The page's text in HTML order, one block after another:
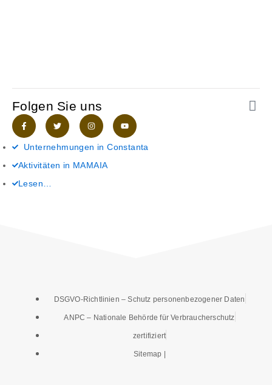
Folgen Sie uns
F
a
b
o
-
f
T
w
t
r
I
n
a
r
Y
o
u
Unternehmungen in Constanta
Aktivitäten in MAMAIA
Lesen…
DSGVO-Richtlinien – Schutz personenbezogener Daten
ANPC – Nationale Behörde für Verbraucherschutz
zertifiziert
Sitemap |